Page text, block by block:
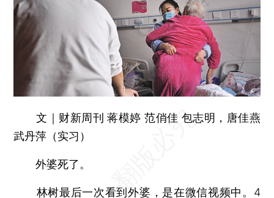
文｜财新周刊 蒋模婷 范俏佳 包志明，唐佳燕
武丹萍（实习）
外婆死了。
林树最后一次看到外婆，是在微信视频中。4